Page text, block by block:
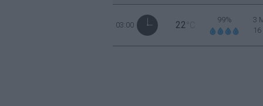
03:00 22 °C
99%
3